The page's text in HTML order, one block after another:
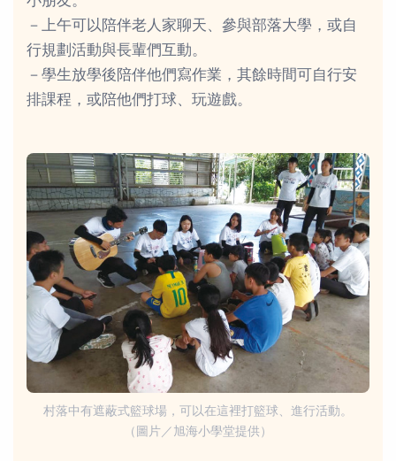
－上午可以陪伴老人家聊天、參與部落大學，或自
行規劃活動與長輩們互動。
－學生放學後陪伴他們寫作業，其餘時間可自行安
排課程，或陪他們打球、玩遊戲。
村落中有遮蔽式籃球場，可以在這裡打籃球、進行活動。
（圖片／旭海小學堂提供）